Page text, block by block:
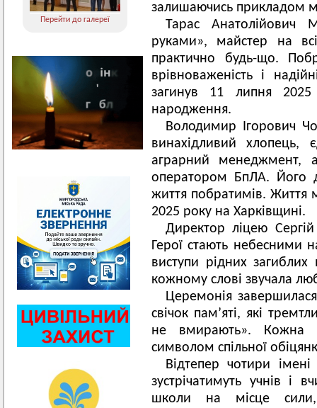
Перейти до галереї
залишаючись прикладом
Тарас
руками», майстер на
практично будь-що.
врівноваженість і
загинув 11 липня
народження.
Володимир Ігорович
винахідливий
аграрний менеджмент,
оператором БпЛА. Його
життя побратимів. Життя
2025 року на Харківщині.
Директор ліцею
Герої стають небесними
виступи рідних
кожному слові звучала
Церемонія
свічок пам’яті, які
не вмирають». Кожна
символом спільної
Відтепер чотири
зустрічатимуть учнів і
школи на місце сили,